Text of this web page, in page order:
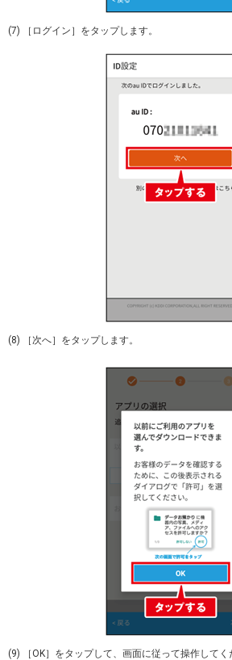
(7) ［ログイン］をタップします。
(8) ［次へ］をタップします。
(9) ［OK］をタップして、画面に従って操作してく